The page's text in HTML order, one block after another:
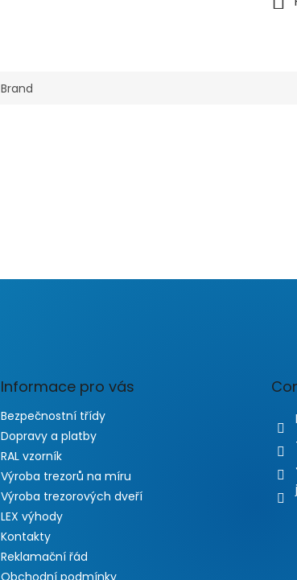
Brand
Informace pro vás
Bezpečnostní třídy
Dopravy a platby
RAL vzorník
Výroba trezorů na míru
Výroba trezorových dveří
LEX výhody
Kontakty
Reklamační řád